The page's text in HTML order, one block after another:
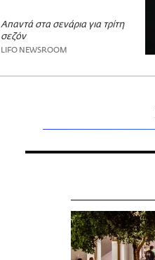
Απαντά στα σενάρια για τρίτη
σεζόν
LIFO NEWSROOM